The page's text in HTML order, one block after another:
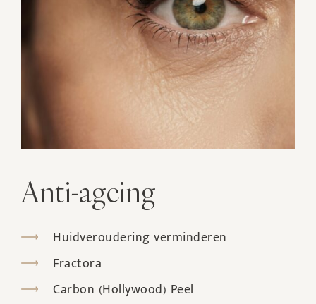
Anti-ageing
Huidveroudering verminderen
Fractora
Carbon (Hollywood) Peel